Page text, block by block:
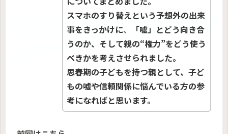
スマホのすり替えという予想外の出来
事をきっかけに、
「嘘」とどう向き合
うのか、そして親の“権力”をどう使う
べきかを考えさせられました。
思春期の子どもを持つ親として、子ど
もの嘘や信頼関係に悩んでいる方の参
考になればと思います。